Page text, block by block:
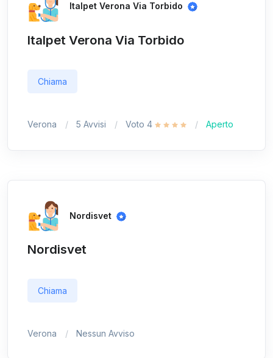
Italpet Verona Via Torbido
Italpet Verona Via Torbido
Chiama
Verona 5 Avvisi Voto 4 Aperto
Nordisvet
Nordisvet
Chiama
Verona Nessun Avviso